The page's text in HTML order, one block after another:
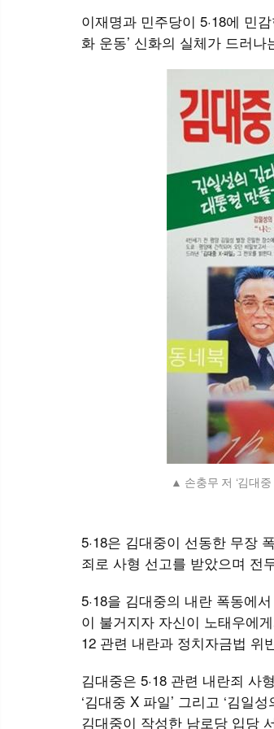
이재명과 민주당이 5·18에 민
화 운동’ 신화의 실체가 드러
손충무 저 ‘김대
5·18은 김대중이 선동한 무장
죄로 사형 선고를 받았으며 전
5·18을 김대중의 내란 폭동에
이 불거지자 자신이 노태우에
12 관련 내란과 정치자금법 위
김대중은 5·18 관련 내란죄 사
‘김대중 X 파일’ 그리고 ‘김일
김대중이 작성한 남로당 입당